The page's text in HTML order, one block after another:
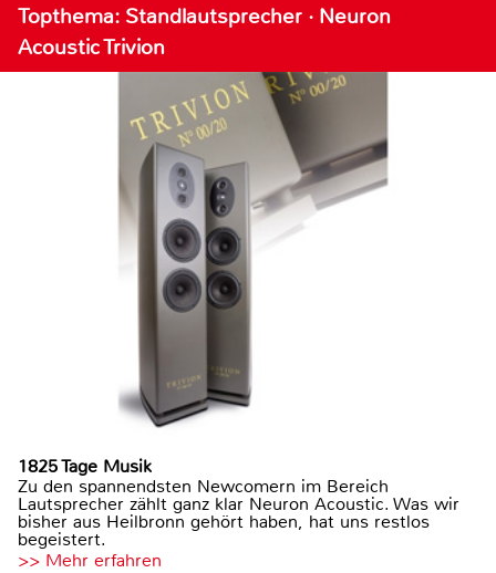
Topthema: Standlautsprecher · Neuron
Acoustic Trivion
1825 Tage Musik
Zu den spannendsten Newcomern im Bereich
Lautsprecher zählt ganz klar Neuron Acoustic. Was wir
bisher aus Heilbronn gehört haben, hat uns restlos
begeistert.
>> Mehr erfahren